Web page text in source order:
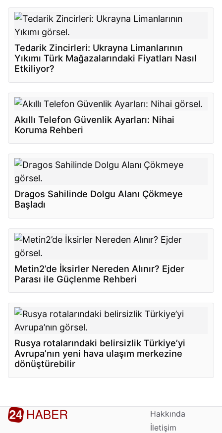
Tedarik Zincirleri: Ukrayna Limanlarının
Yıkımı Türk Mağazalarındaki Fiyatları Nasıl
Etkiliyor?
Akıllı Telefon Güvenlik Ayarları: Nihai
Koruma Rehberi
Dragos Sahilinde Dolgu Alanı Çökmeye
Başladı
Metin2’de İksirler Nereden Alınır? Ejder
Parası ile Güçlenme Rehberi
Rusya rotalarındaki belirsizlik Türkiye’yi
Avrupa’nın yeni hava ulaşım merkezine
dönüştürebilir
Hakkında
İletişim